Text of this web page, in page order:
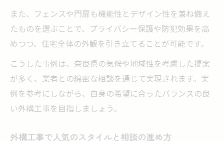
また、フェンスや門扉も機能性とデザイン性を兼ね備え
たものを選ぶことで、プライバシー保護や防犯効果を高
めつつ、住宅全体の外観を引き立てることが可能です。
こうした事例は、奈良県の気候や地域性を考慮した提案
が多く、業者との綿密な相談を通じて実現されます。実
例を参考にしながら、自身の希望に合ったバランスの良
い外構工事を目指しましょう。
外構工事で人気のスタイルと相談の進め方